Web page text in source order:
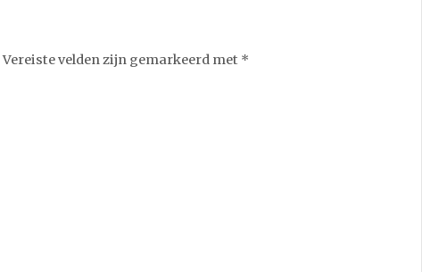
Vereiste velden zijn gemarkeerd met *